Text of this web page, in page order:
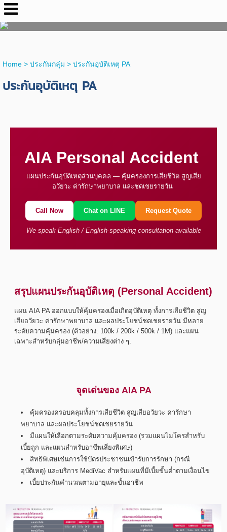
ตัวแทนประกันชีวิตเอไอเอ : คุณสุธิดา เอื้อวิศาลสิน
โทร. 064-463-9659 อีเมล suthida.insurance@gmail.com
Home> ประกันกลุ่ม > ประกันอุบัติเหตุ PA
ประกันอุบัติเหตุ PA
AIA Personal Accident
แผนประกันอุบัติเหตุส่วนบุคคล — คุ้มครองการเสียชีวิต สูญเสีย
อวัยวะ ค่ารักษาพยาบาล และชดเชยรายวัน
Call Now Chat on LINE Request Quote
We speak English / English-speaking consultation available
สรุปแผนประกันอุบัติเหตุ (Personal Accident)
แผน AIA PA ออกแบบให้คุ้มครองเมื่อเกิดอุบัติเหตุ ทั้งการเสียชีวิต สูญ
เสียอวัยวะ ค่ารักษาพยาบาล และผลประโยชน์ชดเชยรายวัน มีหลาย
ระดับความคุ้มครอง (ตัวอย่าง: 100k / 200k / 500k / 1M) และแผน
เฉพาะสำหรับกลุ่มอาชีพ/ความเสี่ยงต่าง ๆ.
จุดเด่นของ AIA PA
คุ้มครองครอบคลุมทั้งการเสียชีวิต สูญเสียอวัยวะ ค่ารักษา
พยาบาล และผลประโยชน์ชดเชยรายวัน
มีแผนให้เลือกตามระดับความคุ้มครอง (รวมแผนไมโครสำหรับ
เบี้ยถูก และแผนสำหรับอาชีพเสี่ยงพิเศษ)
สิทธิพิเศษเช่นการใช้บัตรประชาชนเข้ารับการรักษา (กรณี
อุบัติเหตุ) และบริการ MediVac สำหรับแผนที่มีเบี้ยขั้นต่ำตามเงื่อนไข
เบี้ยประกันคำนวณตามอายุและขั้นอาชีพ